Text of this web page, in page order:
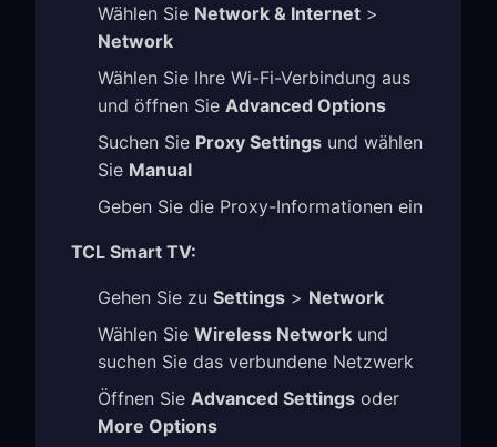
Wählen Sie Network & Internet >
Network
Wählen Sie Ihre Wi-Fi-Verbindung aus
und öffnen Sie Advanced Options
Suchen Sie Proxy Settings und wählen
Sie Manual
Geben Sie die Proxy-Informationen ein
TCL Smart TV:
Gehen Sie zu Settings > Network
Wählen Sie Wireless Network und
suchen Sie das verbundene Netzwerk
Öffnen Sie Advanced Settings oder
More Options